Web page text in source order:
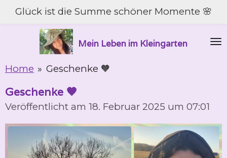
Zum
springen
Mein Leben im Kleingarten
Glück ist die Summe schöner Momente 🌸
Home » Geschenke 🧡
Geschenke 🧡
Veröffentlicht am 18. Februar 2025 um 07:01